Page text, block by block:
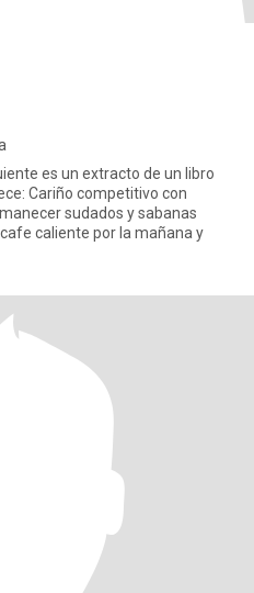
es un extracto de un libro
sudados y sabanas
caliente por la mañana y